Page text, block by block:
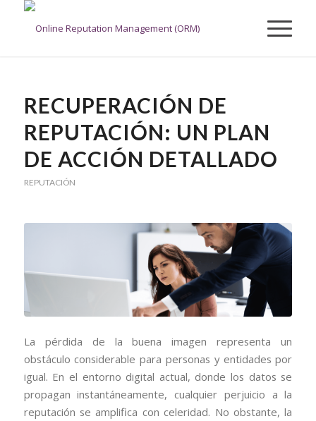
RECUPERACIÓN DE
REPUTACIÓN: UN PLAN
DE ACCIÓN DETALLADO
REPUTACIÓN
La pérdida de la buena imagen representa un
obstáculo considerable para personas y entidades por
igual. En el entorno digital actual, donde los datos se
propagan instantáneamente, cualquier perjuicio a la
reputación se amplifica con celeridad. No obstante, la